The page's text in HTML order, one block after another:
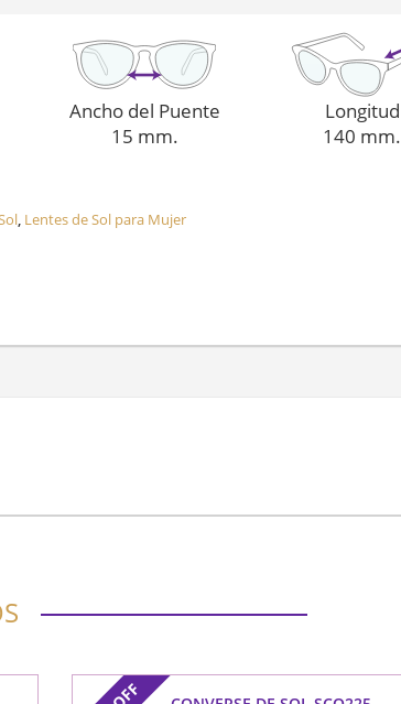
Ancho del Puente
15 mm.
Longitud
140 mm.
, Lentes de Sol para Mujer